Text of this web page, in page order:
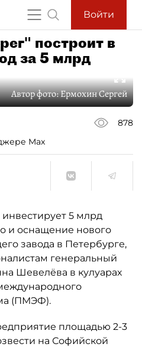
Войти
построит в
за 5 млрд
Автор фото:Ермохин Сергей
878
Max
5 млрд
и оснащение нового
завода в Петербурге,
генеральный
Шевелёва в кулуарах
(ПМЭФ).
площадью 2-3
на Софийской